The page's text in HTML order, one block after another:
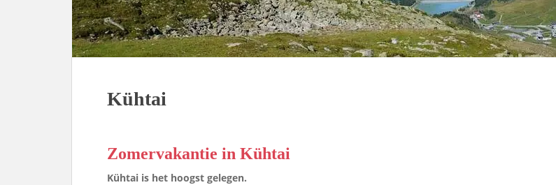
Kühtai
Zomervakantie in Kühtai
Kühtai is het hoogst gelegen.